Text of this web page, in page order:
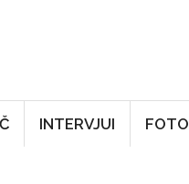
INTERVJUI FOTO